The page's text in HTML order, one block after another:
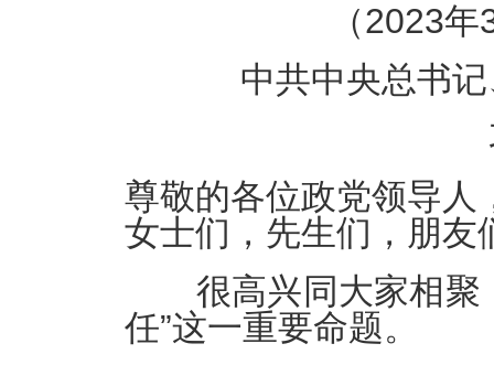
（2023
中共中央总书
尊敬的各位政党领导人
女士们，先生们，朋友
很高兴同大家相聚
任”这一重要命题。